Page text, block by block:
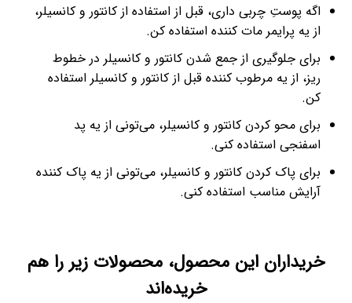
اگه پوستِ چربی داری، قبل از استفاده از کانتور و کانسیلر،
از یه پرایمر مات کننده استفاده کن.
برای جلوگیری از جمع شدن کانتور و کانسیلر در خطوط
ریز، از یه مرطوب کننده قبل از کانتور و کانسیلر استفاده
کن.
برای محو کردن کانتور و کانسیلر، می‌تونی از یه پد
اسفنجی استفاده کنی.
برای پاک کردن کانتور و کانسیلر، می‌تونی از یه پاک کننده
آرایش مناسب استفاده کنی.
خریداران این محصول، محصولات زیر را هم
خریده‌اند